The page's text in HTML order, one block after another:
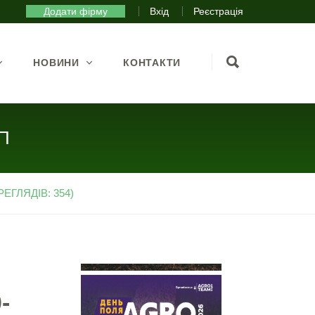
Додати фірму Вхід Реєстрація
НОВИНИ КОНТАКТИ
354)